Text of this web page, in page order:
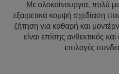
Με ολοκαίνουργια, πολύ
εξαιρετικά κομψή σχεδίαση
ζήτηση για καθαρή και
είναι επίσης ανθεκτικός
επιλογές